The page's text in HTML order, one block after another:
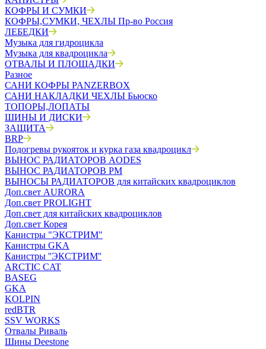
КОФРЫ И СУМКИ
КОФРЫ,СУМКИ, ЧЕХЛЫ Пр-во Россия
ЛЕБЕДКИ
Музыка для гидроцикла
Музыка для квадроцикла
ОТВАЛЫ И ПЛОЩАДКИ
Разное
САНИ КОФРЫ PANZERBOX
САНИ НАКЛАДКИ ЧЕХЛЫ Бьюско
ТОПОРЫ,ЛОПАТЫ
ШИНЫ И ДИСКИ
ЗАЩИТА
BRP
Подогревы рукояток и курка газа квадроцикл
ВЫНОС РАДИАТОРОВ AODES
ВЫНОС РАДИАТОРОВ РМ
ВЫНОСЫ РАДИАТОРОВ для китайских квадроциклов
Доп.свет AURORA
Доп.свет PROLIGHT
Доп.свет для китайских квадроциклов
Доп.свет Корея
Канистры "ЭКСТРИМ"
Канистры GKA
Канистры ''ЭКСТРИМ''
ARCTIC CAT
BASEG
GKA
KOLPIN
redBTR
SSV WORKS
Отвалы Риваль
Шины Deestone